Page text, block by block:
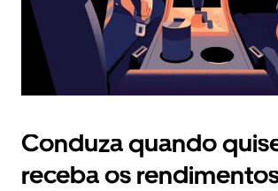
Conduza quando
receba os